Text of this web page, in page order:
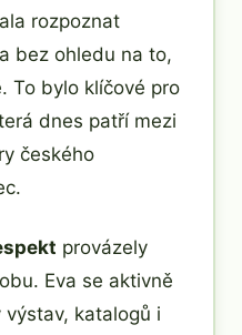
rozpoznat
bez ohledu na to,
To bylo klíčové pro
dnes patří mezi
českého
provázely
Eva se aktivně
katalogů i